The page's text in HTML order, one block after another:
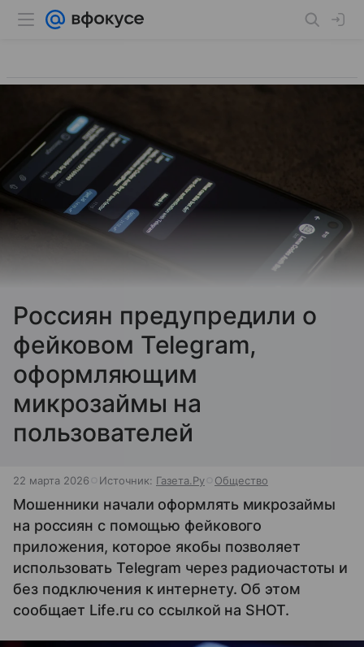
Россиян предупредили о
фейковом Telegram,
оформляющим
микрозаймы на
пользователей
22 марта 2026 Источник: Газета.Ру Общество
Мошенники начали оформлять микрозаймы
на россиян с помощью фейкового
приложения, которое якобы позволяет
использовать Telegram через радиочастоты и
без подключения к интернету. Об этом
сообщает Life.ru со ссылкой на SHOT.